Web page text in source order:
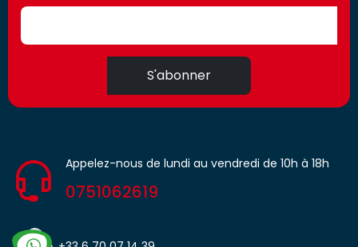
S'abonner
Appelez-nous de lundi au vendredi de 10h à 18h
0751062619